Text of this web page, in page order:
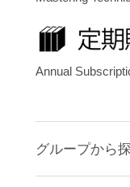
Annual
グループから